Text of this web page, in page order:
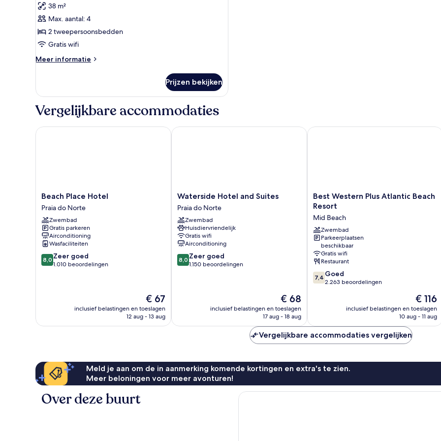
voor
Standard
Double
laden
38 m²
Max. aantal: 4
2 tweepersoonsbedden
Gratis wifi
Meer informatie
Meer
Double
Prijzen bekijken
Vergelijkbare accommodaties
Beach
Place
Hotel
Praia
do
Norte
Beach Place Hotel
Praia do Norte
Zwembad
Gratis parkeren
Airconditioning
Wasfaciliteiten
8.0
van
beoordelingen
8,0 Zeer goed
1.010 beoordelingen
De
prijs
is
€ 67
inclusief belastingen en toeslagen
12 aug - 13 aug
Beach Place Hotel
Waterside
Hotel
and
Suites
Praia
do
Norte
Waterside Hotel and Suites
Praia do Norte
Zwembad
Huisdiervriendelijk
Gratis wifi
Airconditioning
8.0
van
beoordelingen
8,0 Zeer goed
1.150 beoordelingen
De
prijs
€ 68
inclusief belastingen en toeslagen
17 aug - 18 aug
Waterside Hotel and Suites
Best
Western
Atlantic
Beach
Resort
Mid
Beach
Best Western Plus Atlantic Beach
Resort
Mid Beach
Zwembad
Parkeerplaatsen
beschikbaar
Gratis wifi
Restaurant
7.4
van
7,4 Goed
2.263 beoordelingen
De
prijs
is
€ 116
inclusief belastingen en toeslagen
10 aug - 11 aug
Best Western Plus Atlantic Beach
Vergelijkbare accommodaties vergelijken
Meld je aan om de in aanmerking komende kortingen en extra's te zien.
Meer beloningen voor meer avonturen!
Over deze buurt